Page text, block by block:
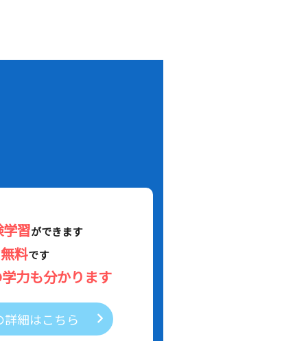
習ができます
料です
力も分かります
細はこちら